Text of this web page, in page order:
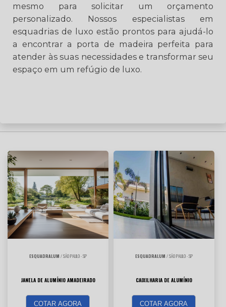
mesmo para solicitar um orçamento
personalizado. Nossos especialistas em
esquadrias de luxo estão prontos para ajudá-lo
a encontrar a porta de madeira perfeita para
atender às suas necessidades e transformar seu
espaço em um refúgio de luxo.
ESQUADRALUM / SÃO PAULO - SP
JANELA DE ALUMÍNIO AMADEIRADO
COTAR AGORA
ESQUADRALUM / SÃO PAULO - SP
CAIXILHARIA DE ALUMÍNIO
COTAR AGORA